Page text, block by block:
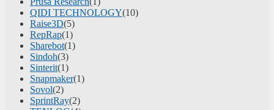
QIDI TECHNOLOGY(10)
Raise3D(5)
RepRap(1)
Sharebot(1)
Sindoh(3)
Sinterit(1)
Snapmaker(1)
Sovol(2)
SprintRay(2)